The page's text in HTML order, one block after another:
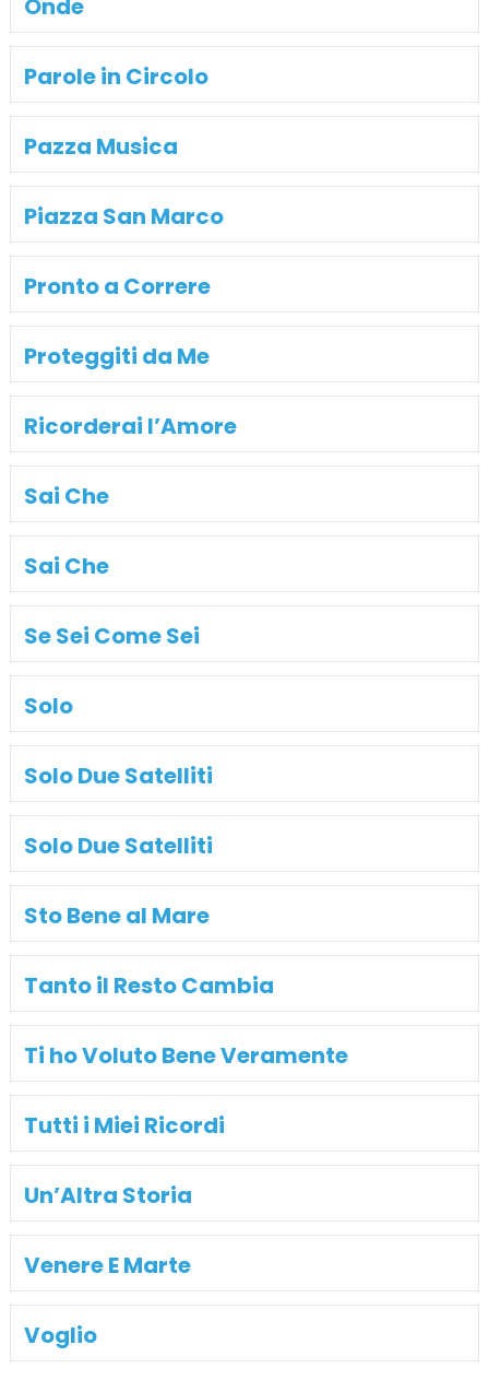
Onde
Parole in Circolo
Pazza Musica
Piazza San Marco
Pronto a Correre
Proteggiti da Me
Ricorderai l’Amore
Sai Che
Sai Che
Se Sei Come Sei
Solo
Solo Due Satelliti
Solo Due Satelliti
Sto Bene al Mare
Tanto il Resto Cambia
Ti ho Voluto Bene Veramente
Tutti i Miei Ricordi
Un’Altra Storia
Venere E Marte
Voglio